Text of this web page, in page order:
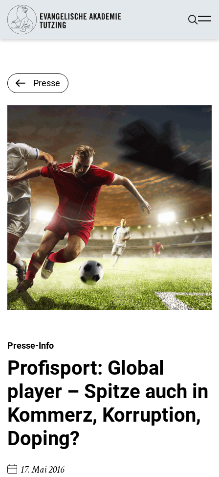
Presse
Presse-Info
Profisport: Global
player – Spitze auch in
Kommerz, Korruption,
Doping?
17. Mai 2016